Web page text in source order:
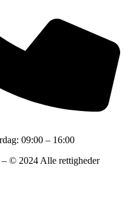
09:00 – 16:00
© 2024 Alle rettigheder